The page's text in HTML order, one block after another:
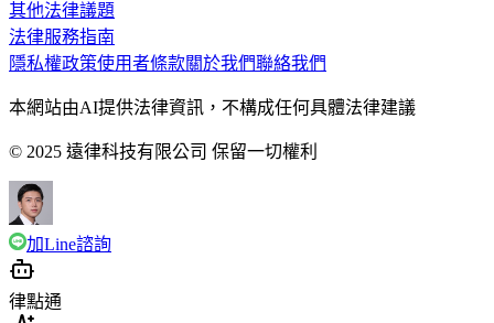
其他法律議題
法律服務指南
隱私權政策使用者條款關於我們聯絡我們
本網站由AI提供法律資訊，不構成任何具體法律建議
© 2025 遠律科技有限公司 保留一切權利
加Line諮詢
律點通